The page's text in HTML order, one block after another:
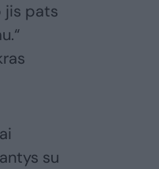
jis pats
su